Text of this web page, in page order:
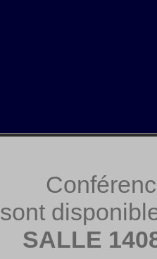
sont
SALLE